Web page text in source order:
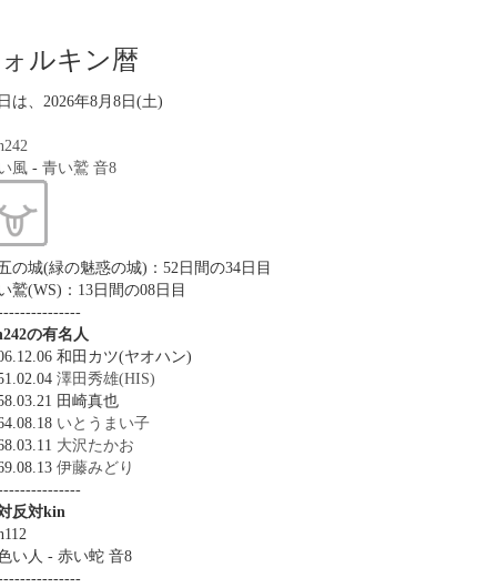
ルキン暦
は、2026年8月8日(土)
風 - 青い鷲 音8
の城(緑の魅惑の城)：52日間の34日目
鷲(WS)：13日間の08日目
の有名人
和田カツ(ヤオハン)
澤田秀雄(HIS)
田崎真也
いとうまい子
大沢たかお
伊藤みどり
反対kin
い人 - 赤い蛇 音8